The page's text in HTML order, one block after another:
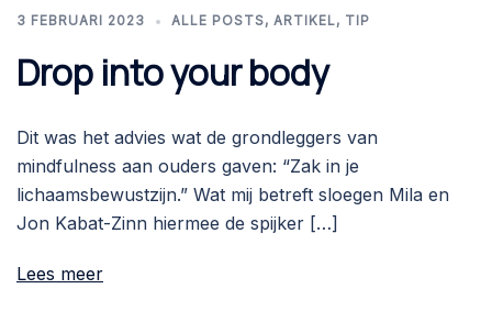
3 FEBRUARI 2023 ALLE POSTS, ARTIKEL, TIP
Drop into your body
Dit was het advies wat de grondleggers van
mindfulness aan ouders gaven: “Zak in je
lichaamsbewustzijn.” Wat mij betreft sloegen Mila en
Jon Kabat-Zinn hiermee de spijker […]
Lees meer